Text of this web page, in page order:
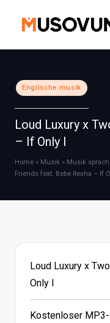
Posted
in
Englische musik
Loud Luxury x
– If Only I
Home » Musik » Musik
Friends feat. Bebe Rexha – If
Loud Luxury x
Only I
Kostenloser